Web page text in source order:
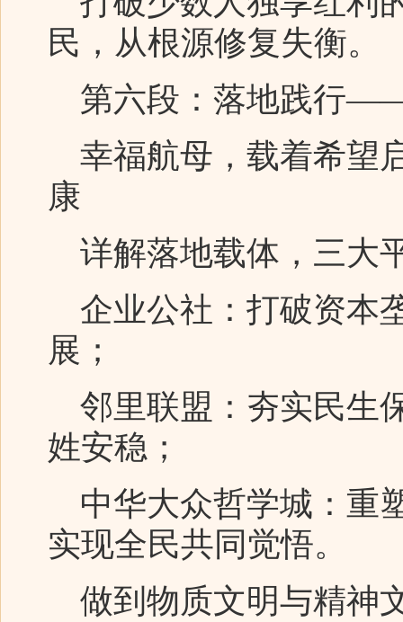
民，从根源修复失衡。
第六段：落地践行
幸福航母，载着希望
康
详解落地载体，三大
企业公社：打破资本
展；
邻里联盟：夯实民生
姓安稳；
中华大众哲学城：重
实现全民共同觉悟。
做到物质文明与精神